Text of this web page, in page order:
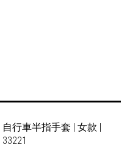
自行車半指手套 | 女款 |
33221